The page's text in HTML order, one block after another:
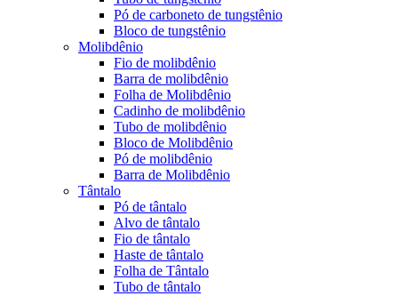
Pó de carboneto de tungstênio
Bloco de tungstênio
Molibdênio
Fio de molibdênio
Barra de molibdênio
Folha de Molibdênio
Cadinho de molibdênio
Tubo de molibdênio
Bloco de Molibdênio
Pó de molibdênio
Barra de Molibdênio
Tântalo
Pó de tântalo
Alvo de tântalo
Fio de tântalo
Haste de tântalo
Folha de Tântalo
Tubo de tântalo